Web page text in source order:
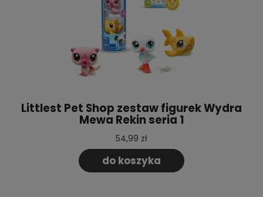
Littlest Pet Shop zestaw figurek Wydra
Mewa Rekin seria 1
54,99 zł
do koszyka